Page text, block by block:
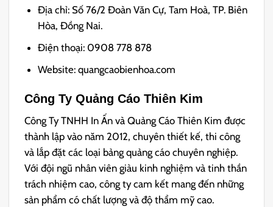
Địa chỉ: Số 76/2 Đoàn Văn Cự, Tam Hoà, TP. Biên
Hòa, Đồng Nai.
Điện thoại: 0908 778 878
Website: quangcaobienhoa.com
Công Ty Quảng Cáo Thiên Kim
Công Ty TNHH In Ấn và Quảng Cáo Thiên Kim được
thành lập vào năm 2012, chuyên thiết kế, thi công
và lắp đặt các loại bảng quảng cáo chuyên nghiệp.
Với đội ngũ nhân viên giàu kinh nghiệm và tinh thần
trách nhiệm cao, công ty cam kết mang đến những
sản phẩm có chất lượng và độ thẩm mỹ cao.